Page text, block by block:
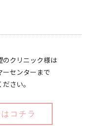
のクリニック様は
ーセンターまで
さい。
コチラ